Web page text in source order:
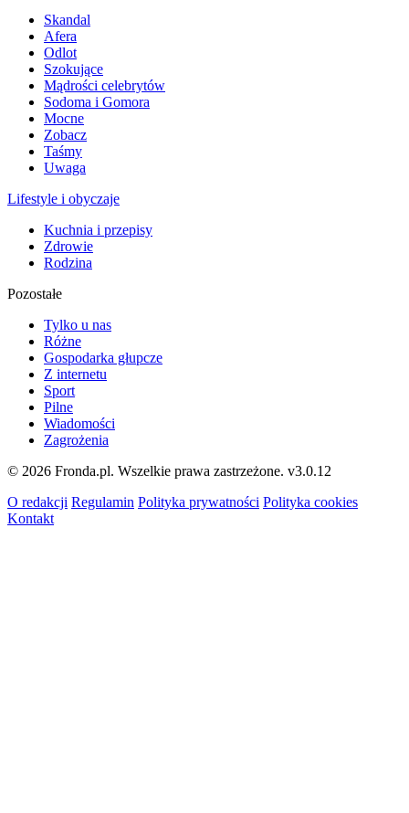
Skandal
Afera
Odlot
Szokujące
Mądrości celebrytów
Sodoma i Gomora
Mocne
Zobacz
Taśmy
Uwaga
Lifestyle i obyczaje
Kuchnia i przepisy
Zdrowie
Rodzina
Pozostałe
Tylko u nas
Różne
Gospodarka głupcze
Z internetu
Sport
Pilne
Wiadomości
Zagrożenia
© 2026 Fronda.pl. Wszelkie prawa zastrzeżone. v3.0.12
O redakcji Regulamin Polityka prywatności Polityka cookies
Kontakt